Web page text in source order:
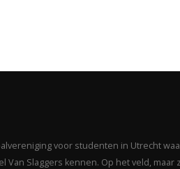
voor studenten in Utrecht
Slaggers kennen. Op het veld, maar